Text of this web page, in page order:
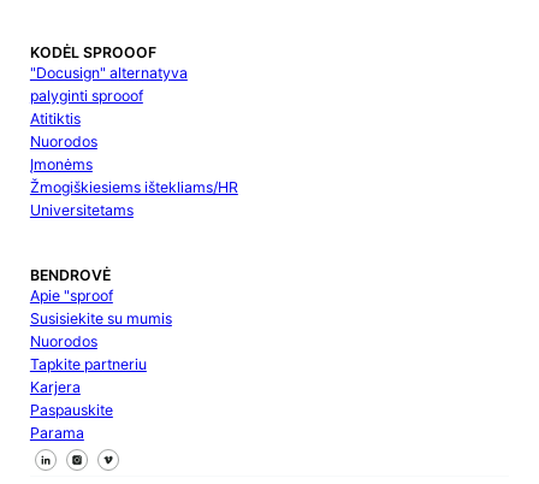
KODĖL SPROOOF
"Docusign" alternatyva
palyginti sprooof
Atitiktis
Nuorodos
Įmonėms
Žmogiškiesiems ištekliams/HR
Universitetams
BENDROVĖ
Apie "sproof
Susisiekite su mumis
Nuorodos
Tapkite partneriu
Karjera
Paspauskite
Parama
Sekite mus "Facebook
Sekite mus X
Sekite mus "LinkedIn